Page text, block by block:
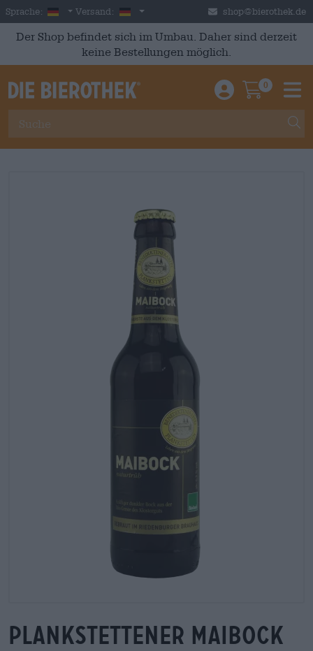
Skip to main content
Sprache: German
Versand: Deutschland shop@bierothek.de
Der Shop befindet sich im Umbau. Daher sind derzeit
keine Bestellungen möglich.
Einloggen /
0
plankstettener maibock